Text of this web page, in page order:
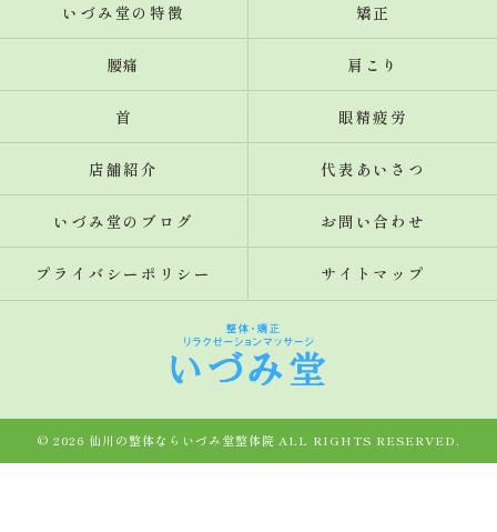
いづみ堂の特徴 矯正
腰痛 肩こり
首 眼精疲労
店舗紹介 代表あいさつ
いづみ堂のブログ お問い合わせ
プライバシーポリシー サイトマップ
© 2026 仙川の整体ならいづみ堂整体院 ALL RIGHTS RESERVED.